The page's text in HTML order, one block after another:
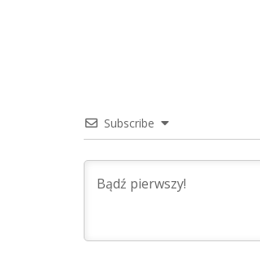
Subscribe